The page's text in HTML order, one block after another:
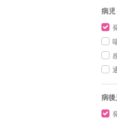
病児
病